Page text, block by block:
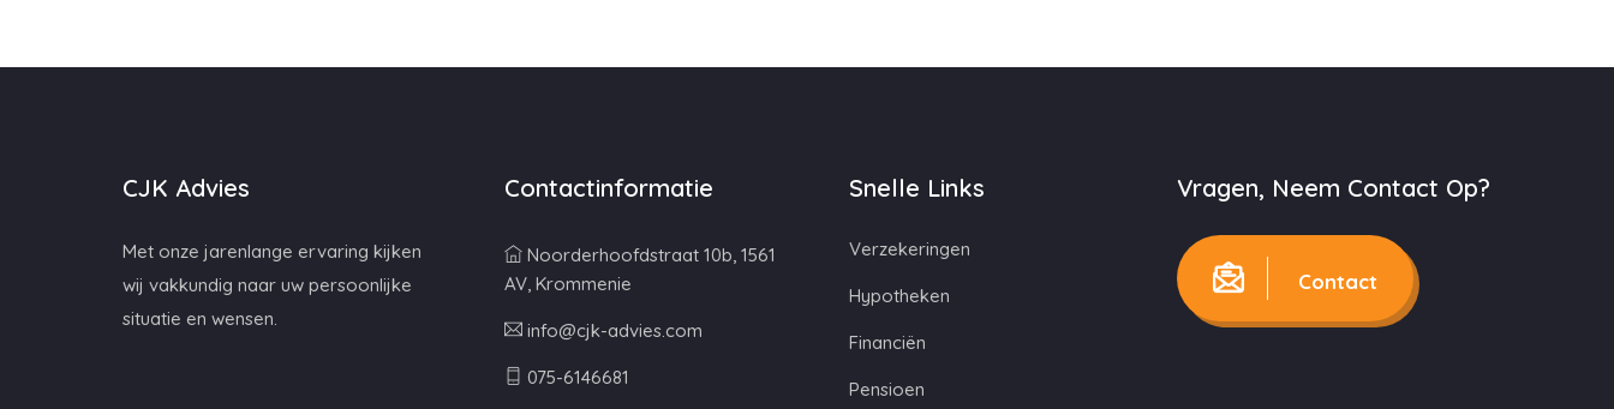
CJK Advies
Met onze jarenlange ervaring kijken
wij vakkundig naar uw persoonlijke
situatie en wensen.
Contactinformatie
Noorderhoofdstraat 10b, 1561
AV, Krommenie
info@cjk-advies.com
075-6146681
Snelle Links
Verzekeringen
Hypotheken
Financiën
Pensioen
Vragen, Neem Contact Op?
Contact